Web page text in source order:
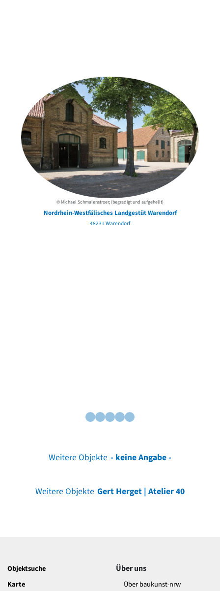
© Michael Schmalenstroer; (begradigt und aufgehellt)
Nordrhein-Westfälisches Landgestüt Warendorf
48231 Warendorf
Weitere Objekte - keine Angabe -
Weitere Objekte Gert Herget | Atelier 40
Objektsuche
Karte
Über uns
Über baukunst-nrw